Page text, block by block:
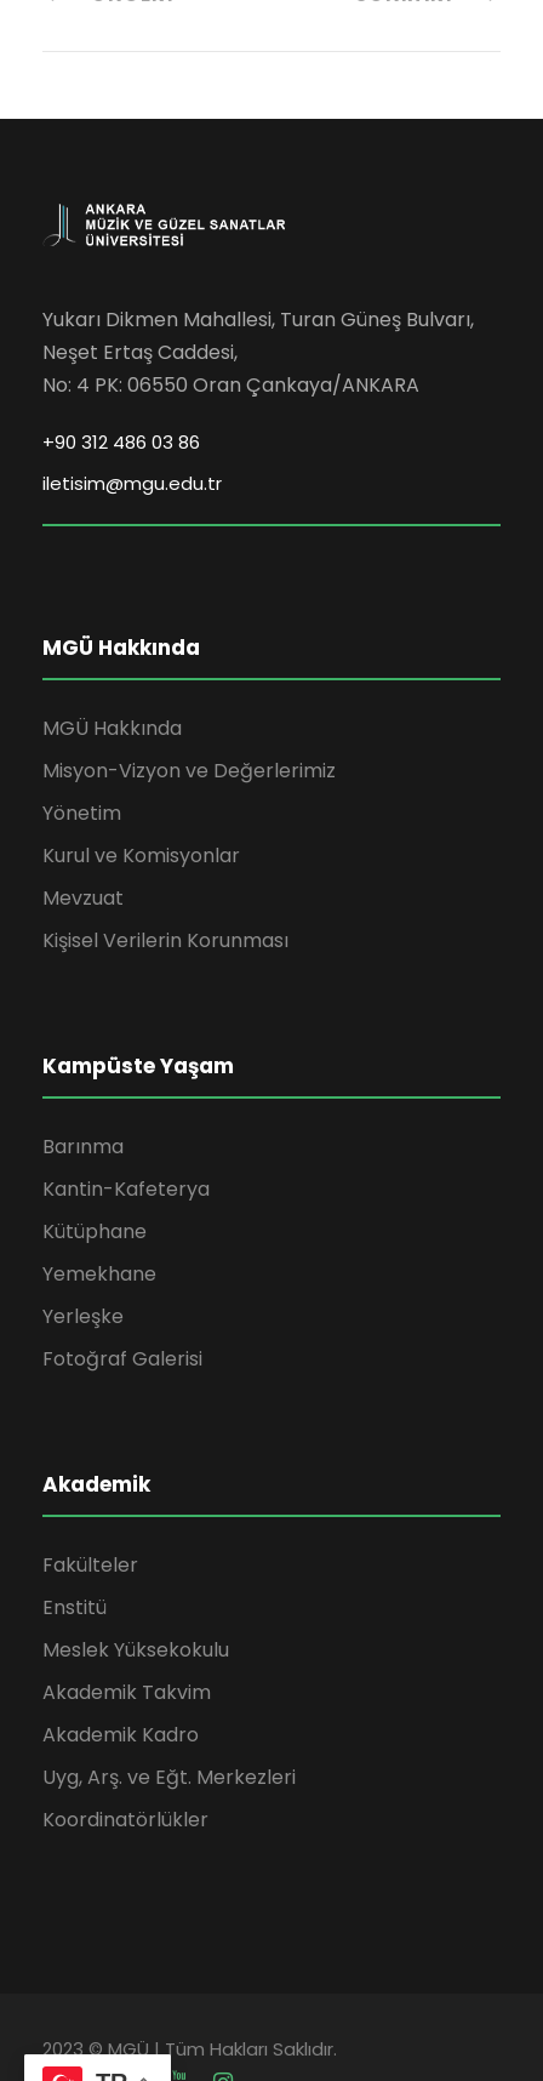
Yukarı Dikmen Mahallesi, Turan Güneş Bulvarı,
Neşet Ertaş Caddesi,
No: 4 PK: 06550 Oran Çankaya/ANKARA
+90 312 486 03 86
iletisim@mgu.edu.tr
MGÜ Hakkında
MGÜ Hakkında
Misyon-Vizyon ve Değerlerimiz
Yönetim
Kurul ve Komisyonlar
Mevzuat
Kişisel Verilerin Korunması
Kampüste Yaşam
Barınma
Kantin-Kafeterya
Kütüphane
Yemekhane
Yerleşke
Fotoğraf Galerisi
Akademik
Fakülteler
Enstitü
Meslek Yüksekokulu
Akademik Takvim
Akademik Kadro
Uyg, Arş. ve Eğt. Merkezleri
Koordinatörlükler
2023 © MGÜ | Tüm Hakları Saklıdır.